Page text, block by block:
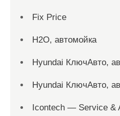
Fix Price
H2O, автомойка
Hyundai КлючАвто,
Hyundai КлючАвто,
Icontech — Service &